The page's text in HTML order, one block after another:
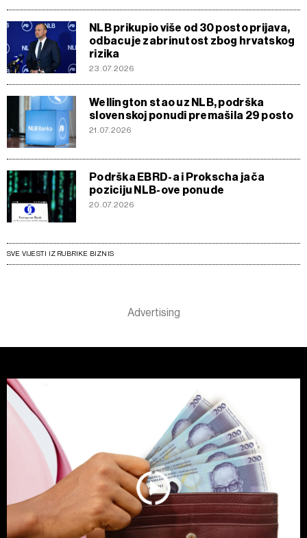
NLB prikupio više od 30 posto prijava,
odbacuje zabrinutost zbog hrvatskog
rizika
23.07.2026
Wellington stao uz NLB, podrška
slovenskoj ponudi premašila 29 posto
21.07.2026
Podrška EBRD-a i Prokscha jača
poziciju NLB-ove ponude
20.07.2026
SVE VIJESTI IZ RUBRIKE BIZNIS